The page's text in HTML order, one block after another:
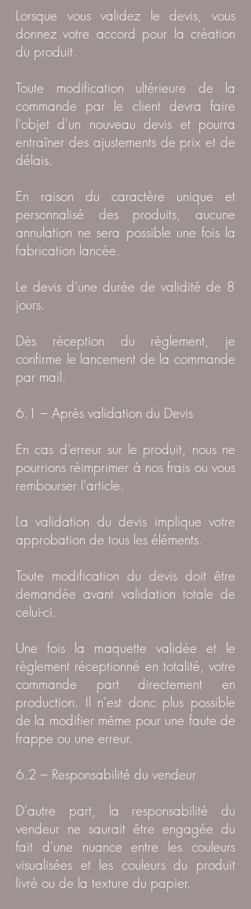
Lorsque vous validez le devis, vous
donnez votre accord pour la création
du produit.
Toute modification ultérieure de la
commande par le client devra faire
l'objet d'un nouveau devis et pourra
entraîner des ajustements de prix et de
délais.
En raison du caractère unique et
personnalisé des produits, aucune
annulation ne sera possible une fois la
fabrication lancée.
Le devis d’une durée de validité de 8
jours.
Dès réception du règlement, je
confirme le lancement de la commande
par mail.
6.1 – Après validation du Devis
En cas d’erreur sur le produit, nous ne
pourrions réimprimer à nos frais ou vous
rembourser l'article.
La validation du devis implique votre
approbation de tous les éléments.
Toute modification du devis doit être
demandée avant validation totale de
celui-ci.
Une fois la maquette validée et le
règlement réceptionné en totalité, votre
commande part directement en
production. Il n'est donc plus possible
de la modifier même pour une faute de
frappe ou une erreur.
6.2 – Responsabilité du vendeur
D'autre part, la responsabilité du
vendeur ne saurait être engagée du
fait d'une nuance entre les couleurs
visualisées et les couleurs du produit
livré ou de la texture du papier.